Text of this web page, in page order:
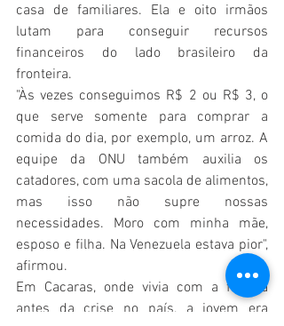
casa de familiares. Ela e oito irmãos
lutam para conseguir recursos
financeiros do lado brasileiro da
fronteira.
"Às vezes conseguimos R$ 2 ou R$ 3, o
que serve somente para comprar a
comida do dia, por exemplo, um arroz. A
equipe da ONU também auxilia os
catadores, com uma sacola de alimentos,
mas isso não supre nossas
necessidades. Moro com minha mãe,
esposo e filha. Na Venezuela estava pior",
afirmou.
Em Cacaras, onde vivia com a família
antes da crise no país, a jovem era